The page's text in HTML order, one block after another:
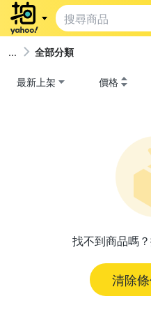
全部分類
最新上架 價格
找不到商品嗎
清除